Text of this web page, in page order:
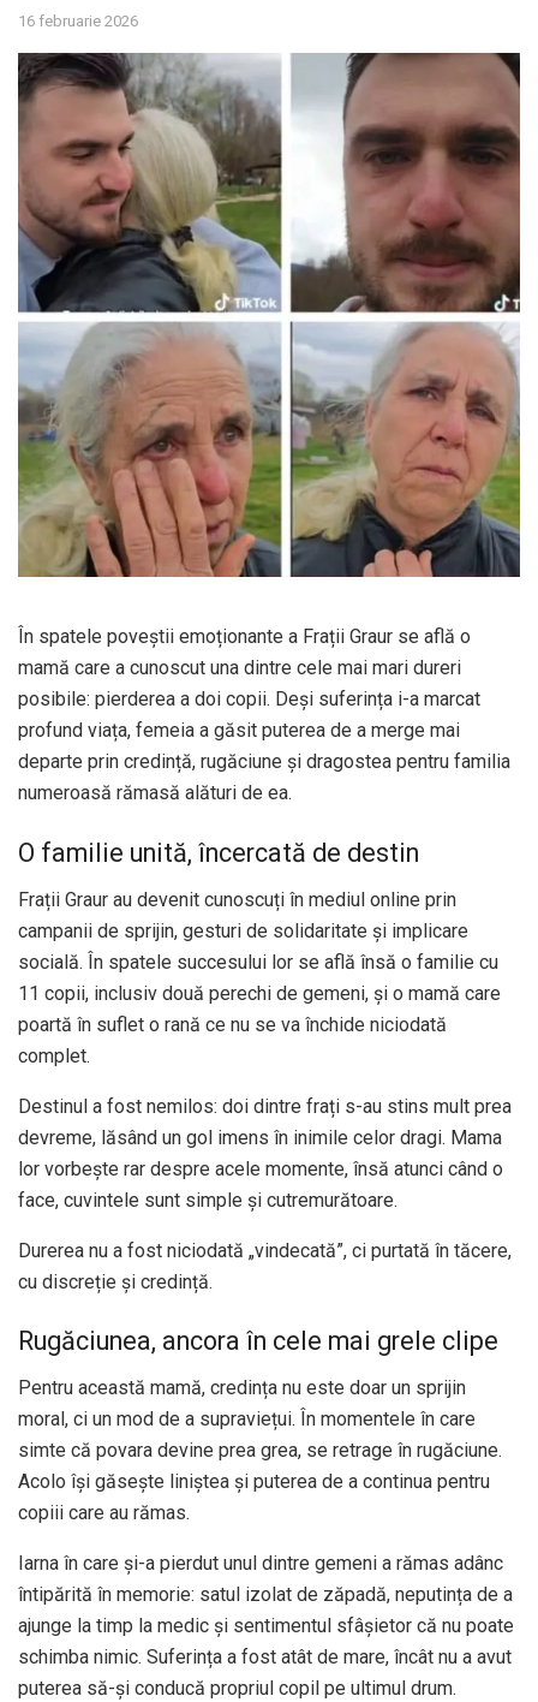
16 februarie 2026
În spatele poveștii emoționante a Frații Graur se află o
mamă care a cunoscut una dintre cele mai mari dureri
posibile: pierderea a doi copii. Deși suferința i-a marcat
profund viața, femeia a găsit puterea de a merge mai
departe prin credință, rugăciune și dragostea pentru familia
numeroasă rămasă alături de ea.
O familie unită, încercată de destin
Frații Graur au devenit cunoscuți în mediul online prin
campanii de sprijin, gesturi de solidaritate și implicare
socială. În spatele succesului lor se află însă o familie cu
11 copii, inclusiv două perechi de gemeni, și o mamă care
poartă în suflet o rană ce nu se va închide niciodată
complet.
Destinul a fost nemilos: doi dintre frați s-au stins mult prea
devreme, lăsând un gol imens în inimile celor dragi. Mama
lor vorbește rar despre acele momente, însă atunci când o
face, cuvintele sunt simple și cutremurătoare.
Durerea nu a fost niciodată „vindecată”, ci purtată în tăcere,
cu discreție și credință.
Rugăciunea, ancora în cele mai grele clipe
Pentru această mamă, credința nu este doar un sprijin
moral, ci un mod de a supraviețui. În momentele în care
simte că povara devine prea grea, se retrage în rugăciune.
Acolo își găsește liniștea și puterea de a continua pentru
copiii care au rămas.
Iarna în care și-a pierdut unul dintre gemeni a rămas adânc
întipărită în memorie: satul izolat de zăpadă, neputința de a
ajunge la timp la medic și sentimentul sfâșietor că nu poate
schimba nimic. Suferința a fost atât de mare, încât nu a avut
puterea să-și conducă propriul copil pe ultimul drum.